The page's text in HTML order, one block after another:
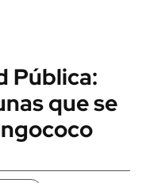
Pública:
que se